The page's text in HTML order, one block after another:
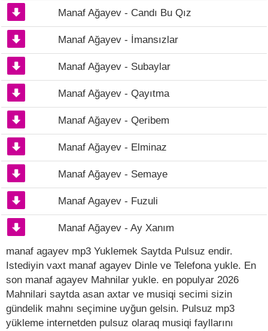
Manaf Ağayev - Candı Bu Qız
Manaf Ağayev - İmansızlar
Manaf Ağayev - Subaylar
Manaf Ağayev - Qayıtma
Manaf Ağayev - Qeribem
Manaf Ağayev - Elminaz
Manaf Ağayev - Semaye
Manaf Agayev - Fuzuli
Manaf Ağayev - Ay Xanım
manaf agayev mp3 Yuklemek Saytda Pulsuz endir.
Istediyin vaxt manaf agayev Dinle ve Telefona yukle. En
son manaf agayev Mahnilar yukle. en populyar 2026
Mahnilari saytda asan axtar ve musiqi secimi sizin
gündelik mahnı seçimine uyğun gelsin. Pulsuz mp3
yükleme internetden pulsuz olaraq musiqi fayllarını